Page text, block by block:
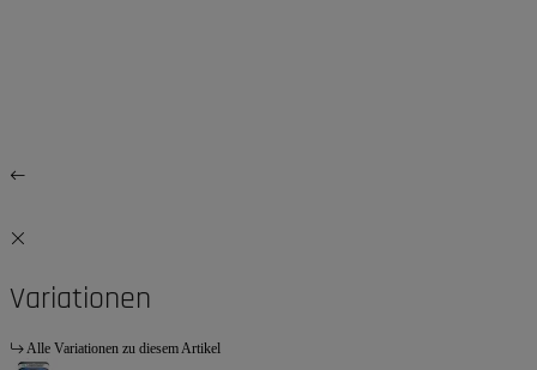
Variationen
Alle Variationen zu diesem Artikel